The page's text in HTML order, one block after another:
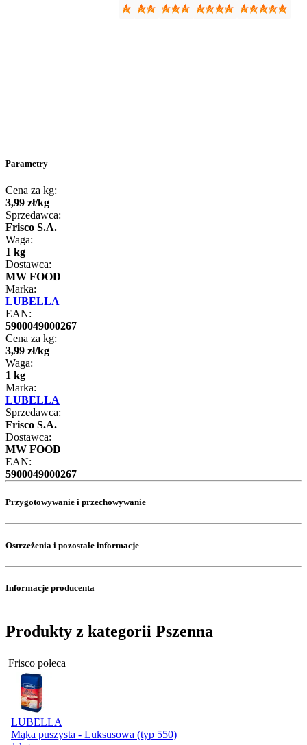
Parametry
Cena za kg:
3,99 zł/kg
Sprzedawca:
Frisco S.A.
Waga:
1 kg
Dostawca:
MW FOOD
Marka:
LUBELLA
EAN:
5900049000267
Cena za kg:
3,99 zł/kg
Waga:
1 kg
Marka:
LUBELLA
Sprzedawca:
Frisco S.A.
Dostawca:
MW FOOD
EAN:
5900049000267
Przygotowywanie i przechowywanie
Ostrzeżenia i pozostałe informacje
Informacje producenta
Produkty z kategorii Pszenna
Frisco poleca
LUBELLA
Mąka puszysta - Luksusowa (typ 550)